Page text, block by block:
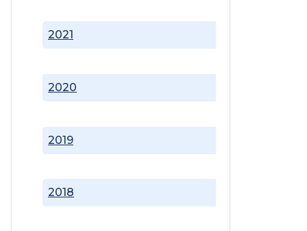
2018
2019
2020
2021